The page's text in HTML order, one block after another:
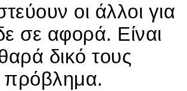
οι άλλοι για
σε αφορά. Είναι
δικό τους
πρόβλημα.